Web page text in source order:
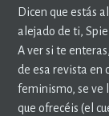
Dicen que estás
alejado de ti,
A ver si te
de esa revista en
feminismo, se ve
que ofrecéis (el